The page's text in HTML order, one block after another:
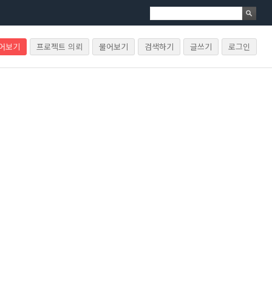
보기 프로젝트 의뢰 물어보기 검색하기 글쓰기 로그인